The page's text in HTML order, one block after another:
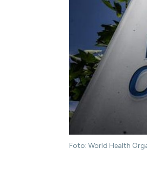
Foto: World Health